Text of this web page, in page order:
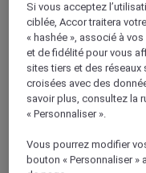
Indonesia
Java
Java oriental
Si vous acceptez
ciblée, Accor traitera
« hashée », associé à
et de fidélité pour vous
sites tiers et des
croisées avec des
savoir plus, consultez la
« Personnaliser ».
Vous pourrez modifier
bouton « Personnaliser »